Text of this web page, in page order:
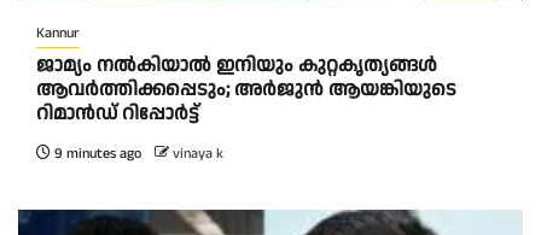
Kannur
ജാമ്യം നൽകിയാൽ ഇനിയും കുറ്റകൃത്യങ്ങൾ
ആവർത്തിക്കപ്പെടും; അർജുൻ ആയങ്കിയുടെ
റിമാൻഡ് റിപ്പോർട്ട്
9 minutes ago vinaya k